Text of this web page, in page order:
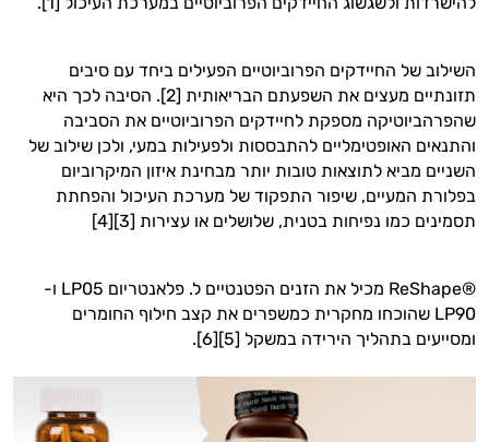
השילוב של החיידקים הפרוביוטיים הפעילים ביחד עם סיבים
תזונתיים מעצים את השפעתם הבריאותית [2]. הסיבה לכך היא
שהפרהביוטיקה מספקת לחיידקים הפרוביוטיים את הסביבה
והתנאים האופטימליים להתבססות ולפעילות במעי, ולכן שילוב של
השניים מביא לתוצאות טובות יותר מבחינת איזון המיקרוביום
בפלורת המעיים, שיפור התפקוד של מערכת העיכול והפחתת
תסמינים כמו נפיחות בטנית, שלושלים או עצירות [3][4]
®ReShape מכיל את הזנים הפטנטיים ל. פלאנטריום LP05 ו-
LP90 שהוכחו מחקרית כמשפרים את קצב חילוף החומרים
ומסייעים בתהליך הירידה במשקל [5][6].